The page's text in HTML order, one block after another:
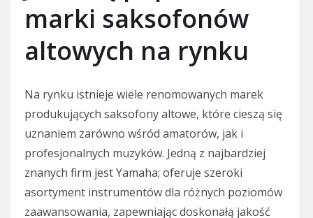
marki saksofonów
altowych na rynku
Na rynku istnieje wiele renomowanych marek
produkujących saksofony altowe, które cieszą się
uznaniem zarówno wśród amatorów, jak i
profesjonalnych muzyków. Jedną z najbardziej
znanych firm jest Yamaha; oferuje szeroki
asortyment instrumentów dla różnych poziomów
zaawansowania, zapewniając doskonałą jakość